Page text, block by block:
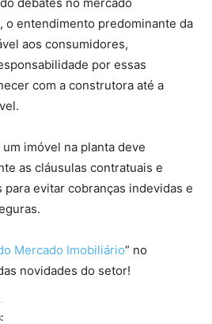
o entendimento predominante da
aos consumidores,
por essas
com a construtora até a
imóvel na planta deve
as cláusulas contratuais e
evitar cobranças indevidas e
Mercado Imobiliário” no
novidades do setor!